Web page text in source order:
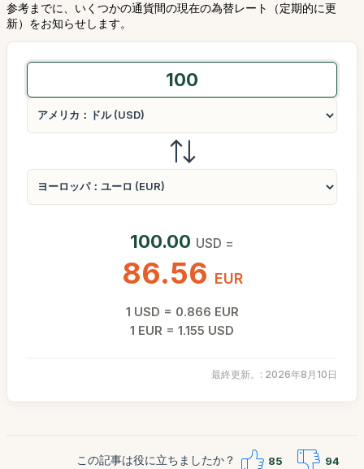
参考までに、いくつかの通貨間の現在の為替レート（定期的に更
新）をお知らせします。
100.00 USD =
86.56 EUR
1 USD = 0.866 EUR
1 EUR = 1.155 USD
最終更新。: 2026年8月10日
この記事は役に立ちましたか？ 85 94